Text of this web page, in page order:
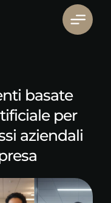
basate
per
aziendali